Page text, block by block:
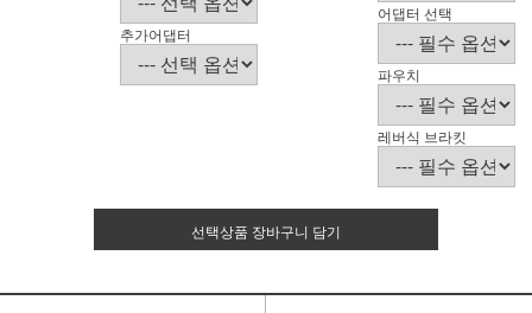
추가어댑터
어댑터 선택
파우치
레버식 브라킷
선택상품 장바구니 담기